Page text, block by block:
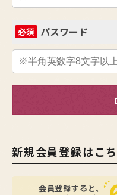
必須 パスワード
新規会員登録はこ
会員登録すると、